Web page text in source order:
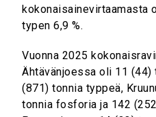
kokonaisainevirtaamasta
typen 6,9 %.
Vuonna 2025
Ähtävänjoessa oli 11
(871) tonnia typpeä,
tonnia fosforia ja 142